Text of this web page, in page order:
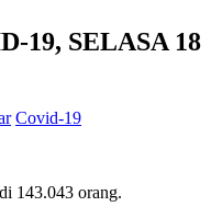
19, SELASA 18
Covid-19
143.043 orang.